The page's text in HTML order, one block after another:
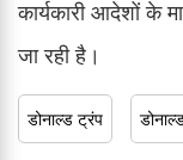
कार्यकारी आदेशों के
जा रही है।
डोनाल्ड ट्रंप